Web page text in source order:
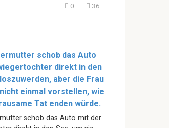
0 36
schob das Auto
direkt in den
aber die Frau
einmal vorstellen, wie
Tat enden würde.
schob das Auto mit der